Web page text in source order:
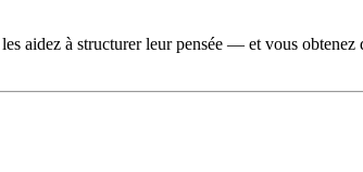
aidez à structurer leur pensée — et vous